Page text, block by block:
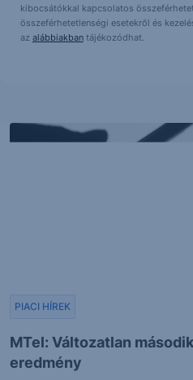
kibocsátókkal kapcsolatos
összeférhetetlenségi esetekről és
az alábbiakbantájékozódhat.
MTel: Változatlan
eredmény
PIACI HÍREK